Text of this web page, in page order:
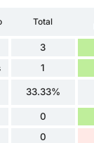
Total
3
1
33.33%
0
0